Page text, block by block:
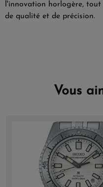
l'innovation horlogère,
de qualité et de précision.
Vous